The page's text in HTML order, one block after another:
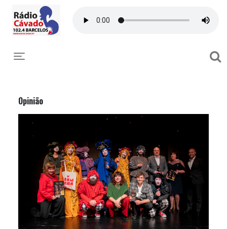
Toggle navigation
Opinião